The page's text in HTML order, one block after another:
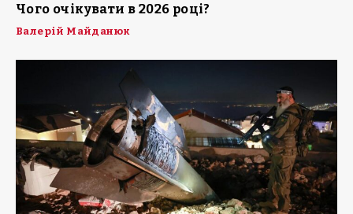
Чого очікувати в 2026 році?
Валерій Майданюк